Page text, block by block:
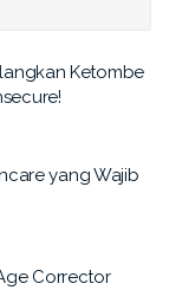
Ketombe
yang Wajib
Corrector